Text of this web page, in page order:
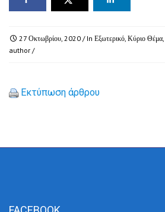
27 Οκτωβρίου, 2020 / In Εξωτερικό, Κύριο Θέμα,
author /
Εκτύπωση άρθρου